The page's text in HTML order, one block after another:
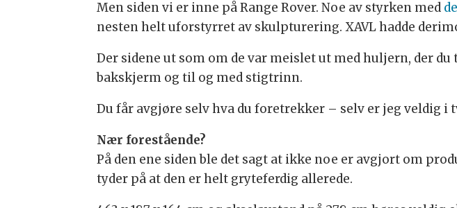
Men siden vi er inne på Range Rover. Noe av styrken med
nesten helt uforstyrret av skulpturering. XAVL hadde
Der sidene ut som om de var meislet ut med huljern, der
bakskjerm og til og med stigtrinn.
Du får avgjøre selv hva du foretrekker – selv er jeg veldig i
Nær forestående?
På den ene siden ble det sagt at ikke noe er avgjort om
tyder på at den er helt gryteferdig allerede.